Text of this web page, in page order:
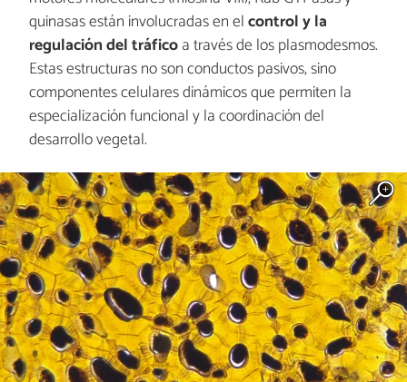
quinasas están involucradas en elcontrol y la
regulación del tráficoa través de los plasmodesmos.
Estas estructuras no son conductos pasivos, sino
componentes celulares dinámicos que permiten la
especialización funcional y la coordinación del
desarrollo vegetal.